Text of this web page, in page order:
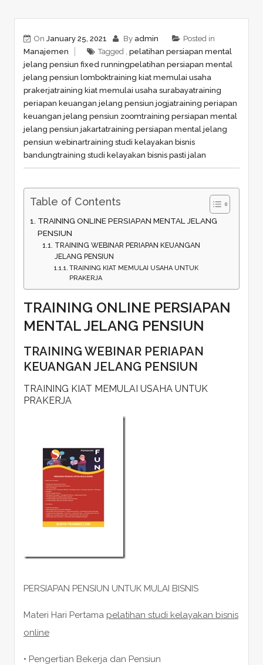
On January 25, 2021 By admin
Posted in
Manajemen
Tagged , pelatihan persiapan mental
jelang pensiun fixed runningpelatihan persiapan mental
jelang pensiun lomboktraining kiat memulai usaha
prakerjatraining kiat memulai usaha surabayatraining
periapan keuangan jelang pensiun jogjatraining periapan
keuangan jelang pensiun zoomtraining persiapan mental
jelang pensiun jakartatraining persiapan mental jelang
pensiun webinartraining studi kelayakan bisnis
bandungtraining studi kelayakan bisnis pasti jalan
Table of Contents
TRAINING ONLINE PERSIAPAN MENTAL JELANG
PENSIUN
TRAINING WEBINAR PERIAPAN KEUANGAN
JELANG PENSIUN
TRAINING KIAT MEMULAI USAHA UNTUK
PRAKERJA
TRAINING ONLINE PERSIAPAN
MENTAL JELANG PENSIUN
TRAINING WEBINAR PERIAPAN
KEUANGAN JELANG PENSIUN
TRAINING KIAT MEMULAI USAHA UNTUK
PRAKERJA
PERSIAPAN PENSIUN UNTUK MULAI BISNIS
Materi Hari Pertama pelatihan studi kelayakan bisnis
online
• Pengertian Bekerja dan Pensiun